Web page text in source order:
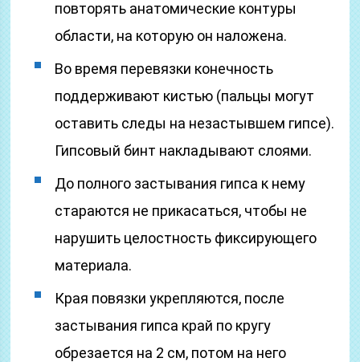
повторять анатомические контуры
области, на которую он наложена.
Во время перевязки конечность
поддерживают кистью (пальцы могут
оставить следы на незастывшем гипсе).
Гипсовый бинт накладывают слоями.
До полного застывания гипса к нему
стараются не прикасаться, чтобы не
нарушить целостность фиксирующего
материала.
Края повязки укрепляются, после
застывания гипса край по кругу
обрезается на 2 см, потом на него